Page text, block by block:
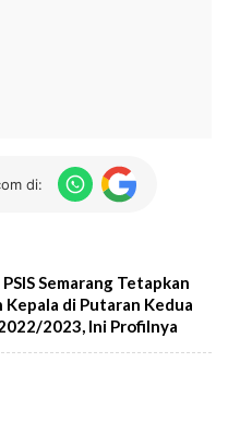
di:
Semarang Tetapkan
Kepala di Putaran Kedua
2023, Ini Profilnya